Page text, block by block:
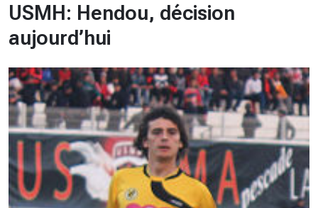
USMH: Hendou, décision
aujourd’hui